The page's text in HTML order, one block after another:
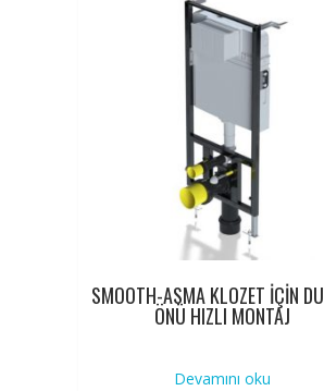
SMOOTH-ASMA KLOZET İÇİN
ÖNÜ HIZLI MONTAJ
Devamını oku